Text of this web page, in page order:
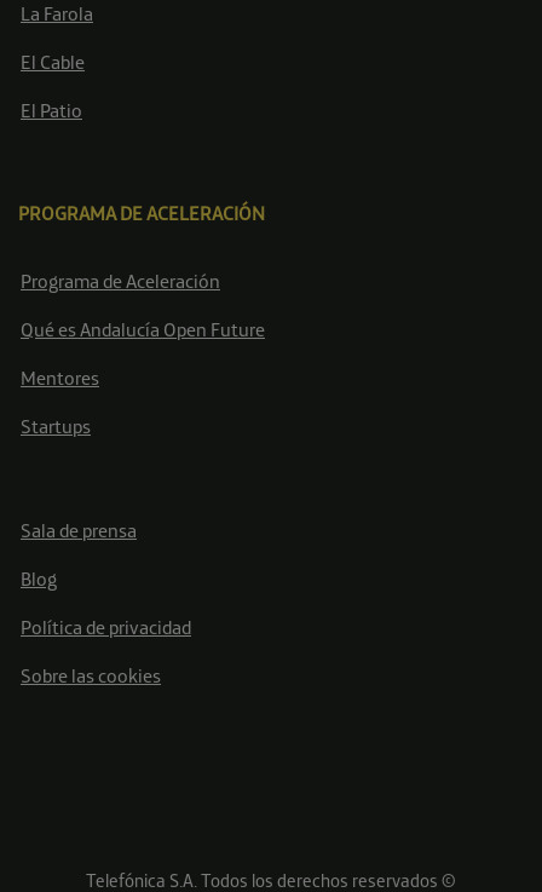
La Farola
El Cable
El Patio
PROGRAMA DE ACELERACIÓN
Programa de Aceleración
Qué es Andalucía Open Future
Mentores
Startups
Sala de prensa
Blog
Política de privacidad
Sobre las cookies
Telefónica S.A. Todos los derechos reservados ©